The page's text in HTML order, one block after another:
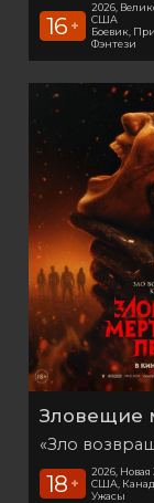
16 +
2026,
США
Боевик,
Фэнтези
18 +
2026, Новая
США,
Ужасы